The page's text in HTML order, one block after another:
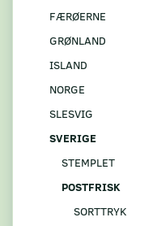
FÆRØERNE
GRØNLAND
ISLAND
NORGE
SLESVIG
SVERIGE
STEMPLET
POSTFRISK
SORTTRYK